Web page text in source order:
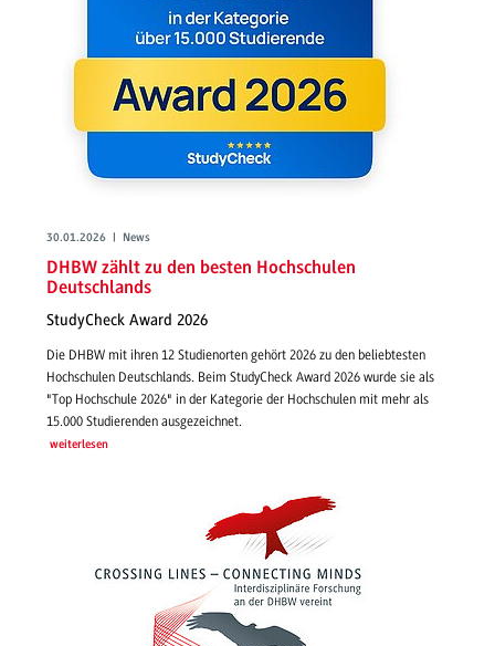
30.01.2026 | News
DHBW zählt zu den besten Hochschulen
Deutschlands
StudyCheck Award 2026
Die DHBW mit ihren 12 Studienorten gehört 2026 zu den beliebtesten
Hochschulen Deutschlands. Beim StudyCheck Award 2026 wurde sie als
"Top Hochschule 2026" in der Kategorie der Hochschulen mit mehr als
15.000 Studierenden ausgezeichnet.
weiterlesen